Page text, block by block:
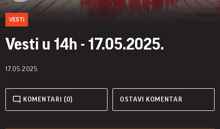
VESTI
Vesti u 14h - 17.05.2025.
17.05.2025.
KOMENTARI (0) OSTAVI KOMENTAR